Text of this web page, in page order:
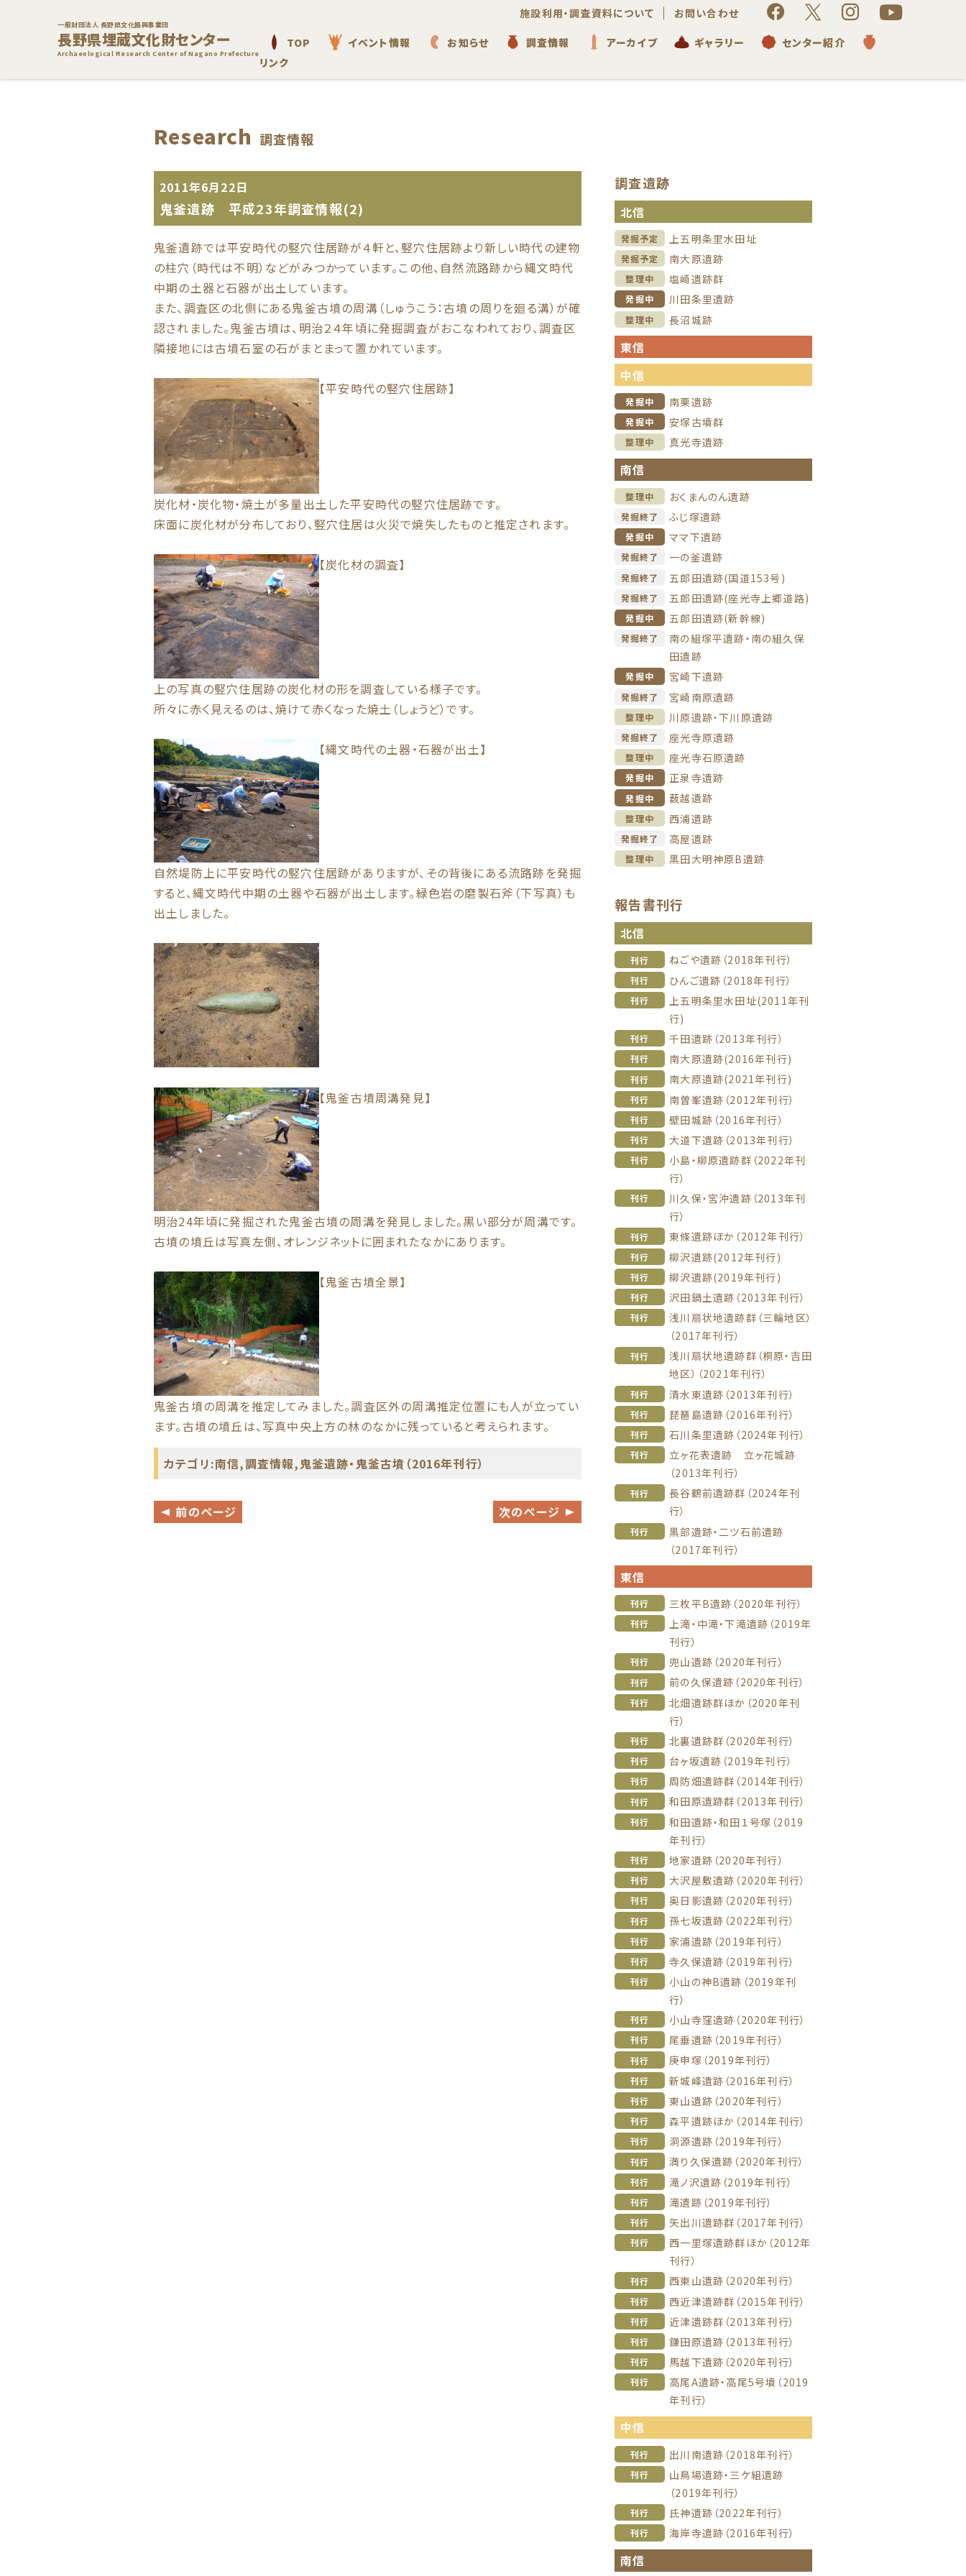
一般財団法人 長野県文化振興事業団
長野県埋蔵文化財センター
Archaeological Research Center of Nagano Prefecture
施設利用・調査資料について お問い合わせ
TOP イベント情報 お知らせ 調査情報 アーカイブ ギャラリー
センター紹介
リンク
Research 調査情報
2011年6月22日
鬼釜遺跡 平成23年調査情報(2)
鬼釜遺跡では平安時代の竪穴住居跡が４軒と、竪穴住居跡より新しい時代の建物
の柱穴（時代は不明）などがみつかっています。この他、自然流路跡から縄文時代
中期の土器と石器が出土しています。
また、調査区の北側にある鬼釜古墳の周溝（しゅうこう：古墳の周りを廻る溝）が確
認されました。鬼釜古墳は、明治２４年頃に発掘調査がおこなわれており、調査区
隣接地には古墳石室の石がまとまって置かれています。
【平安時代の竪穴住居跡】
炭化材・炭化物・焼土が多量出土した平安時代の竪穴住居跡です。
床面に炭化材が分布しており、竪穴住居は火災で焼失したものと推定されます。
【炭化材の調査】
上の写真の竪穴住居跡の炭化材の形を調査している様子です。
所々に赤く見えるのは、焼けて赤くなった焼土（しょうど）です。
【縄文時代の土器・石器が出土】
自然堤防上に平安時代の竪穴住居跡がありますが、その背後にある流路跡を発掘
すると、縄文時代中期の土器や石器が出土します。緑色岩の磨製石斧（下写真）も
出土しました。
【鬼釜古墳周溝発見】
明治24年頃に発掘された鬼釜古墳の周溝を発見しました。黒い部分が周溝です。
古墳の墳丘は写真左側、オレンジネットに囲まれたなかにあります。
【鬼釜古墳全景】
鬼釜古墳の周溝を推定してみました。調査区外の周溝推定位置にも人が立ってい
ます。古墳の墳丘は、写真中央上方の林のなかに残っていると考えられます。
カテゴリ:南信,調査情報, 鬼釜遺跡・鬼釜古墳（2016年刊行）
前のページ 次のページ
調査遺跡
北信
発掘予定 上五明条里水田址
発掘予定 南大原遺跡
整理中 塩崎遺跡群
発掘中 川田条里遺跡
整理中 長沼城跡
東信
中信
発掘中 南栗遺跡
発掘中 安塚古墳群
整理中 真光寺遺跡
南信
整理中 おくまんのん遺跡
発掘終了 ふじ塚遺跡
発掘中 ママ下遺跡
発掘終了 一の釜遺跡
発掘終了 五郎田遺跡(国道153号)
発掘終了 五郎田遺跡(座光寺上郷道路)
発掘中 五郎田遺跡(新幹線)
発掘終了
南の組塚平遺跡・南の組久保
田遺跡
発掘中 宮崎下遺跡
発掘終了 宮崎南原遺跡
整理中 川原遺跡・下川原遺跡
発掘終了 座光寺原遺跡
整理中 座光寺石原遺跡
発掘中 正泉寺遺跡
発掘中 薮越遺跡
整理中 西浦遺跡
発掘終了 高屋遺跡
整理中 黒田大明神原B遺跡
報告書刊行
北信
刊行 ねごや遺跡（2018年刊行）
刊行 ひんご遺跡（2018年刊行）
刊行
上五明条里水田址(2011年刊
行)
刊行 千田遺跡（2013年刊行）
刊行 南大原遺跡(2016年刊行)
刊行 南大原遺跡(2021年刊行)
刊行 南曽峯遺跡（2012年刊行）
刊行 壁田城跡（2016年刊行）
刊行 大道下遺跡（2013年刊行）
刊行
小島・柳原遺跡群（2022年刊
行）
刊行
川久保・宮沖遺跡（2013年刊
行）
刊行 東條遺跡ほか（2012年刊行）
刊行 柳沢遺跡(2012年刊行)
刊行 柳沢遺跡(2019年刊行)
刊行 沢田鍋土遺跡（2013年刊行）
刊行
浅川扇状地遺跡群（三輪地区）
（2017年刊行）
刊行
浅川扇状地遺跡群（桐原・吉田
地区）（2021年刊行）
刊行 清水東遺跡（2013年刊行）
刊行 琵琶島遺跡（2016年刊行）
刊行 石川条里遺跡（2024年刊行）
刊行
立ヶ花表遺跡 立ヶ花城跡
（2013年刊行）
刊行
長谷鶴前遺跡群（2024年刊
行）
刊行
黒部遺跡・二ツ石前遺跡
（2017年刊行）
東信
刊行 三枚平B遺跡（2020年刊行）
刊行
上滝・中滝・下滝遺跡（2019年
刊行）
刊行 兜山遺跡（2020年刊行）
刊行 前の久保遺跡（2020年刊行）
刊行
北畑遺跡群ほか（2020年刊
行）
刊行 北裏遺跡群（2020年刊行）
刊行 台ヶ坂遺跡（2019年刊行）
刊行 周防畑遺跡群（2014年刊行）
刊行 和田原遺跡群（2013年刊行）
刊行
和田遺跡・和田１号塚（2019
年刊行）
刊行 地家遺跡（2020年刊行）
刊行 大沢屋敷遺跡（2020年刊行）
刊行 奥日影遺跡（2020年刊行）
刊行 孫七坂遺跡（2022年刊行）
刊行 家浦遺跡（2019年刊行）
刊行 寺久保遺跡（2019年刊行）
刊行
小山の神B遺跡（2019年刊
行）
刊行 小山寺窪遺跡（2020年刊行）
刊行 尾垂遺跡（2019年刊行）
刊行 庚申塚（2019年刊行）
刊行 新城峰遺跡（2016年刊行）
刊行 東山遺跡（2020年刊行）
刊行 森平遺跡ほか（2014年刊行）
刊行 洞源遺跡（2019年刊行）
刊行 満り久保遺跡（2020年刊行）
刊行 滝ノ沢遺跡（2019年刊行）
刊行 滝遺跡（2019年刊行）
刊行 矢出川遺跡群（2017年刊行）
刊行
西一里塚遺跡群ほか（2012年
刊行）
刊行 西東山遺跡（2020年刊行）
刊行 西近津遺跡群（2015年刊行）
刊行 近津遺跡群（2013年刊行）
刊行 鎌田原遺跡（2013年刊行）
刊行 馬越下遺跡（2020年刊行）
刊行
高尾A遺跡・高尾5号墳（2019
年刊行）
中信
刊行 出川南遺跡（2018年刊行）
刊行
山鳥場遺跡・三ケ組遺跡
（2019年刊行）
刊行 氏神遺跡（2022年刊行）
刊行 海岸寺遺跡（2016年刊行）
南信